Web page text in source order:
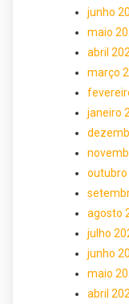
junho
maio
abril
março
janeiro
agosto
julho
junho
maio
abril